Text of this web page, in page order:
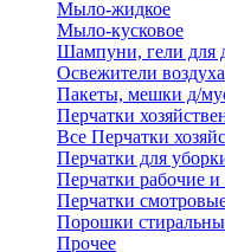
Мыло-жидкое
Мыло-кусковое
Шампуни, гели для
Освежители воздуха
Пакеты, мешки д/
Перчатки
Все Перчатки
Перчатки для
Перчатки рабочие
Перчатки
Порошки
Прочее